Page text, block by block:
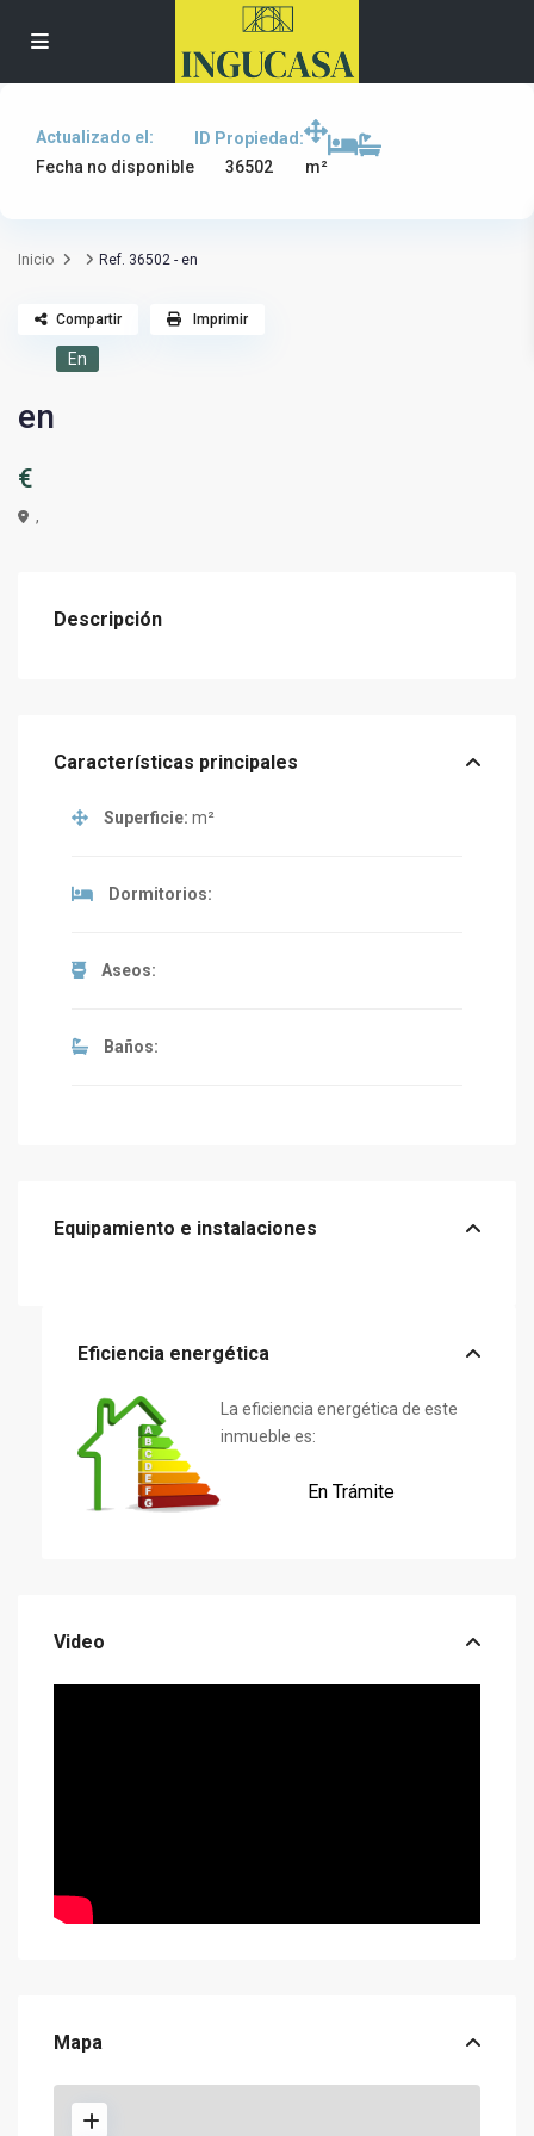
Actualizado el:
Fecha no disponible
ID Propiedad:
36502
m²
Inicio Ref. 36502 - en
En
en
€
,
Compartir Imprimir
Descripción
Características principales
Superficie: m²
Dormitorios:
Aseos:
Baños:
Equipamiento e instalaciones
Eficiencia energética
La eficiencia energética de este
inmueble es:
En Trámite
Video
Mapa